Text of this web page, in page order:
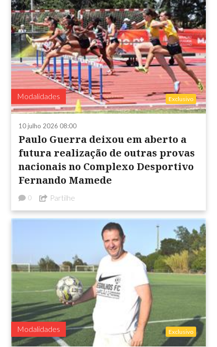
Modalidades Exclusivo
10 julho 2026 08:00
Paulo Guerra deixou em aberto a
futura realização de outras provas
nacionais no Complexo Desportivo
Fernando Mamede
0 Partilhe
Modalidades Exclusivo